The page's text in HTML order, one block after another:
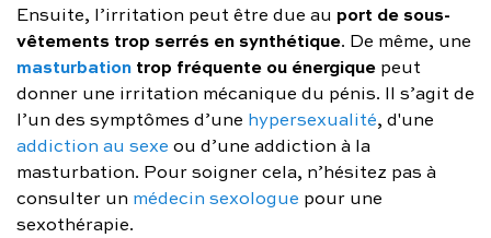
Ensuite, l’irritation peut être due au port de sous-
vêtements trop serrés en synthétique. De même, une
masturbation trop fréquente ou énergique peut
donner une irritation mécanique du pénis. Il s’agit de
l’un des symptômes d’une hypersexualité, d'une
addiction au sexe ou d’une addiction à la
masturbation. Pour soigner cela, n’hésitez pas à
consulter un médecin sexologue pour une
sexothérapie.